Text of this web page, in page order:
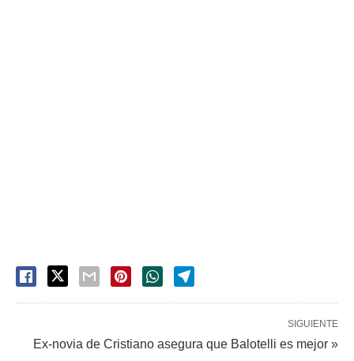
SIGUIENTE
Ex-novia de Cristiano asegura que Balotelli es mejor »